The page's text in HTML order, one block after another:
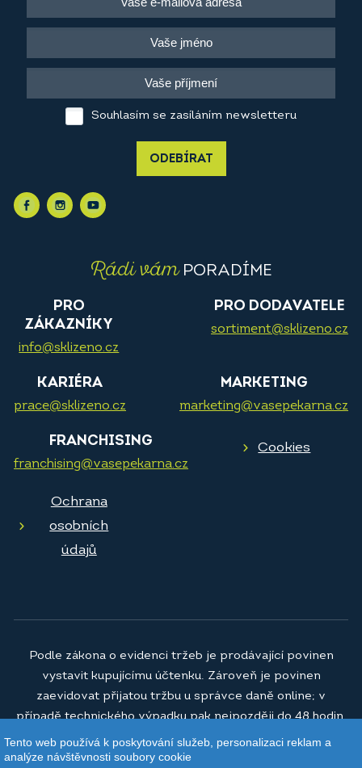
Souhlasím se zasíláním newsletteru
ODEBÍRAT
Rádi vámPORADÍME
PRO
ZÁKAZNÍKY
info@sklizeno.cz
PRO DODAVATELE
sortiment@sklizeno.cz
KARIÉRA
prace@sklizeno.cz
MARKETING
marketing@vasepekarna.cz
FRANCHISING
franchising@vasepekarna.cz
Cookies
Ochrana
osobních
údajů
© 2026Vaše pekárna a.s.
Podle zákona o evidenci tržeb je prodávající povinen
vystavit kupujícímu účtenku. Zároveň je povinen
zaevidovat přijatou tržbu u správce daně online; v
případě technického výpadku pak nejpozději do 48 hodin.
Tento web používá k poskytování služeb, personalizaci reklam a
analýze návštěvnosti soubory cookie